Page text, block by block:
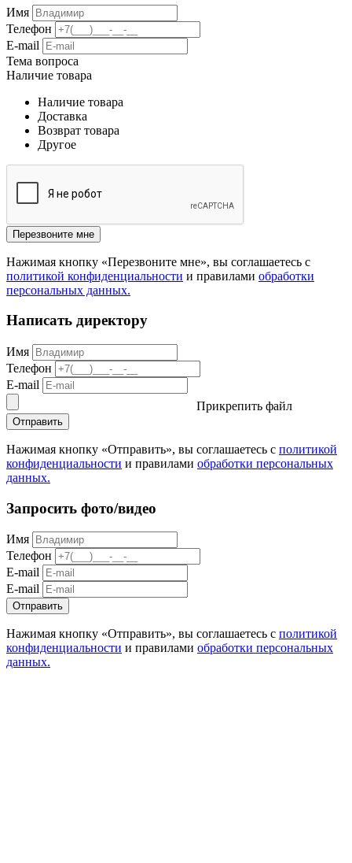
Имя
Телефон
E-mail
Тема вопроса
Наличие товара
Наличие товара
Доставка
Возврат товара
Другое
Перезвоните мне
Нажимая кнопку «Перезвоните мне», вы соглашаетесь с
политикой конфиденциальности и правилами обработки
персональных данных.
Написать директору
Имя
Телефон
E-mail
Прикрепить файл
Отправить
Нажимая кнопку «Отправить», вы соглашаетесь с политикой
конфиденциальности и правилами обработки персональных
данных.
Запросить фото/видео
Имя
Телефон
E-mail
E-mail
Отправить
Нажимая кнопку «Отправить», вы соглашаетесь с политикой
конфиденциальности и правилами обработки персональных
данных.